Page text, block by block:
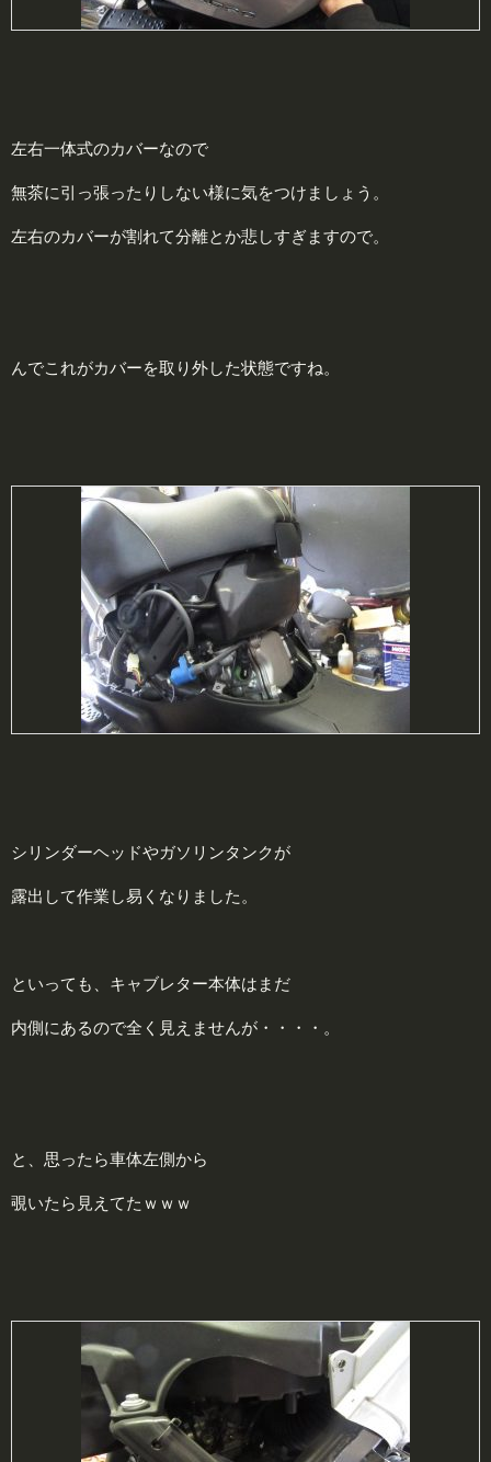
左右一体式のカバーなので
無茶に引っ張ったりしない様に気をつけましょう。
左右のカバーが割れて分離とか悲しすぎますので。
んでこれがカバーを取り外した状態ですね。
シリンダーヘッドやガソリンタンクが
露出して作業し易くなりました。
といっても、キャブレター本体はまだ
内側にあるので全く見えませんが・・・・。
と、思ったら車体左側から
覗いたら見えてたｗｗｗ